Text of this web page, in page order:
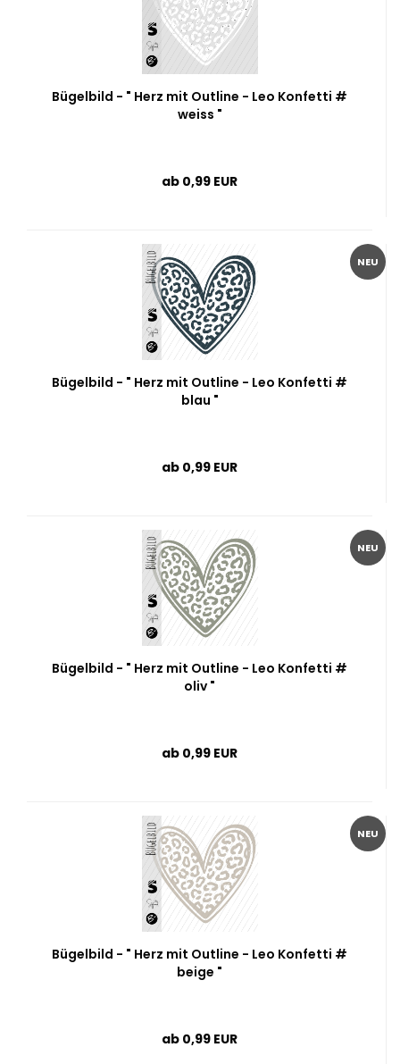
Bügelbild - " Herz mit Outline - Leo Konfetti #
weiss "
ab 0,99 EUR
NEU
Bügelbild - " Herz mit Outline - Leo Konfetti #
blau "
ab 0,99 EUR
NEU
Bügelbild - " Herz mit Outline - Leo Konfetti #
oliv "
ab 0,99 EUR
NEU
Bügelbild - " Herz mit Outline - Leo Konfetti #
beige "
ab 0,99 EUR